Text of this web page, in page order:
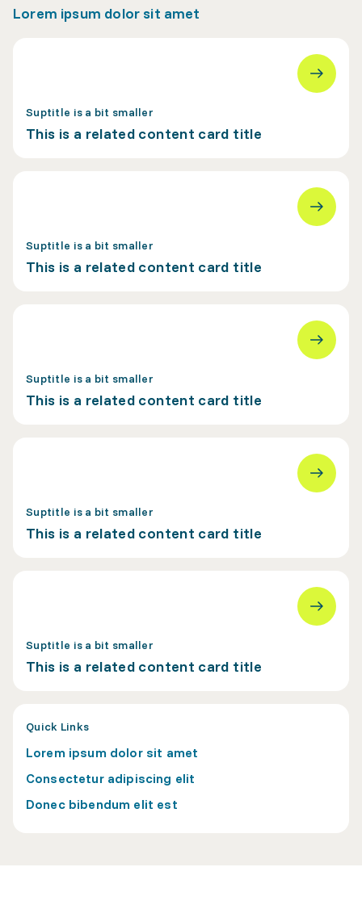
Lorem ipsum dolor sit amet
Suptitle is a bit smaller
This is a related content card title
Suptitle is a bit smaller
This is a related content card title
Suptitle is a bit smaller
This is a related content card title
Suptitle is a bit smaller
This is a related content card title
Suptitle is a bit smaller
This is a related content card title
Quick Links
Lorem ipsum dolor sit amet
Consectetur adipiscing elit
Donec bibendum elit est